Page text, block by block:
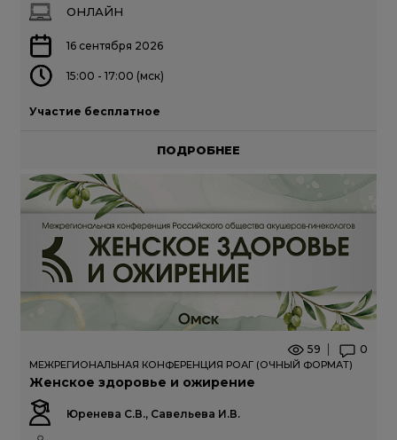
ОНЛАЙН
16 сентября 2026
15:00 - 17:00 (мск)
Участие бесплатное
ПОДРОБНЕЕ
59 0
МЕЖРЕГИОНАЛЬНАЯ КОНФЕРЕНЦИЯ РОАГ (ОЧНЫЙ ФОРМАТ)
Женское здоровье и ожирение
Юренева С.В., Савельева И.В.